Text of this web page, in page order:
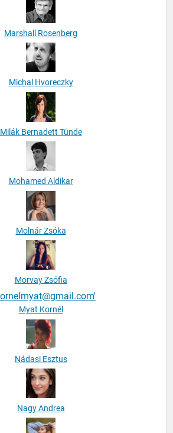
Marshall Rosenberg
Michal Hvoreczky
Milák Bernadett Tünde
Mohamed Aldikar
Molnár Zsóka
Morvay Zsófia
Myat Kornél
Nádasi Esztus
Nagy Andrea